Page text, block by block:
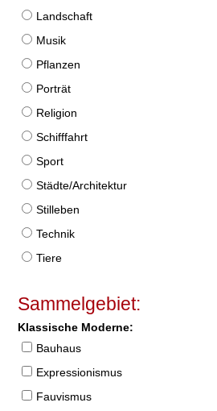
Landschaft
Musik
Pflanzen
Porträt
Religion
Schifffahrt
Sport
Städte/Architektur
Stilleben
Technik
Tiere
Sammelgebiet:
Klassische Moderne:
Bauhaus
Expressionismus
Fauvismus